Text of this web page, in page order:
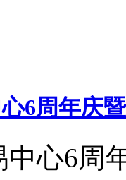
6周年庆
心6周